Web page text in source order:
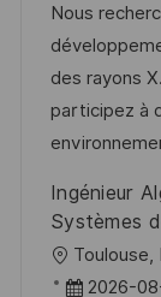
t
i
o
n
I
d
t
e
g
o
r
Nous
des rayons
participez à
Ingénieur
Systèmes
L
o
Toulouse,
P 2026-